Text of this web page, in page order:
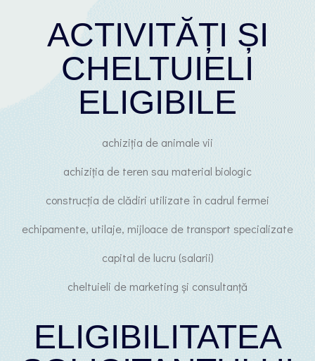
ACTIVITĂȚI ȘI
CHELTUIELI
ELIGIBILE
achiziția de animale vii
achiziția de teren sau material biologic
construcția de clădiri utilizate în cadrul fermei
echipamente, utilaje, mijloace de transport specializate
capital de lucru (salarii)
cheltuieli de marketing și consultanță
ELIGIBILITATEA